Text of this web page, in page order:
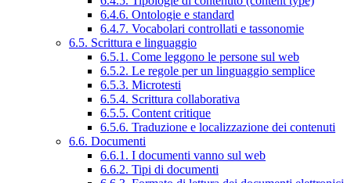
6.4.6. Ontologie e standard
6.4.7. Vocabolari controllati e tassonomie
6.5. Scrittura e linguaggio
6.5.1. Come leggono le persone sul web
6.5.2. Le regole per un linguaggio semplice
6.5.3. Microtesti
6.5.4. Scrittura collaborativa
6.5.5. Content critique
6.5.6. Traduzione e localizzazione dei contenuti
6.6. Documenti
6.6.1. I documenti vanno sul web
6.6.2. Tipi di documenti